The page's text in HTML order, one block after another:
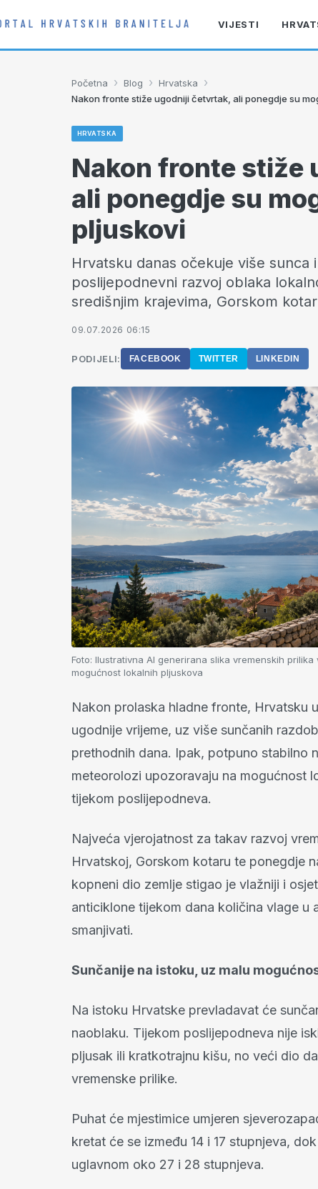
VIJESTI
Početna › Blog › Hrvatska ›
Nakon fronte stiže ugodniji četvrtak, ali ponegdje su
HRVATSKA
Nakon fronte
ali ponegdje su
pljuskovi
Hrvatsku danas očekuje više
poslijepodnevni razvoj oblaka
središnjim krajevima, Gorskom
09.07.2026 06:15
PODIJELI: FACEBOOK TWITTER LINKEDIN
Foto: Ilustrativna AI generirana slika vremenskih
mogućnost lokalnih pljuskova
Nakon prolaska hladne fronte, Hrvatsku
ugodnije vrijeme, uz više sunčanih
prethodnih dana. Ipak, potpuno stabilno
meteorolozi upozoravaju na mogućnost
tijekom poslijepodneva.
Najveća vjerojatnost za takav razvoj
Hrvatskoj, Gorskom kotaru te ponegdje
kopneni dio zemlje stigao je vlažniji i
anticiklone tijekom dana količina vlage u
smanjivati.
Sunčanije na istoku, uz malu
Na istoku Hrvatske prevladavat će
naoblaku. Tijekom poslijepodneva nije
pljusak ili kratkotrajnu kišu, no veći dio
vremenske prilike.
Puhat će mjestimice umjeren
kretat će se između 14 i 17 stupnjeva,
uglavnom oko 27 i 28 stupnjeva.